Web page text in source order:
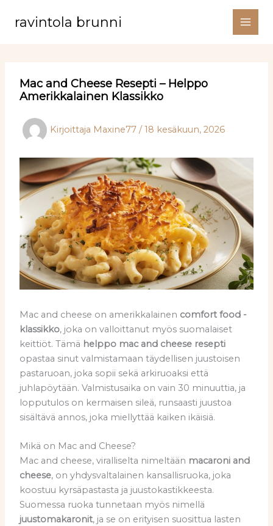
sisältöön
ravintola brunni
Mac and Cheese Resepti – Helppo
Amerikkalainen Klassikko
Kirjoittaja Maxine77 /18 kesäkuun, 2026
Mac and cheese on amerikkalainen comfort food -
klassikko, joka on valloittanut myös suomalaiset
keittiöt. Tämä helppo mac and cheese resepti
opastaa sinut valmistamaan täydellisen juustoisen
pastaruoan, joka sopii sekä arkiruoaksi että
juhlapöytään. Valmistusaika on vain 30 minuuttia, ja
lopputulos on kermaisen sileä, runsaasti juustoa
sisältävä annos, joka miellyttää kaiken ikäisiä.
Mikä on Mac and Cheese?
Mac and cheese, viralliselta nimeltään macaroni and
cheese, on yhdysvaltalainen kansallisruoka, joka
koostuu kyrsäpastasta ja juustokastikkeesta.
Suomessa ruoka tunnetaan myös nimellä
juustomakaronit, ja se on erityisen suosittua lasten